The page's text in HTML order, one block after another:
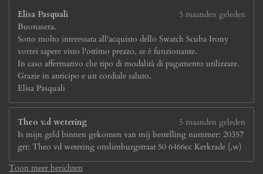
Elisa Pasquali
5 maanden geleden
Buonasera.
Sono molto interessata all'acquisto dello Swatch Scuba Irony
vorrei sapere visto l'ottimo prezzo, se è funzionante.
In caso affermativo che tipo di modalità di pagamento utilizzare.
Grazie in anticipo e un cordiale saluto.
Elisa Pasquali
Theo v.d wetering
5 maanden geleden
Is mijn geld binnen gekomen van mij bestelling nummer: 20357
grt: Theo vd wetering onslimburgstraat 50 6466cc Kerkrade (,w)
Toon meer berichten